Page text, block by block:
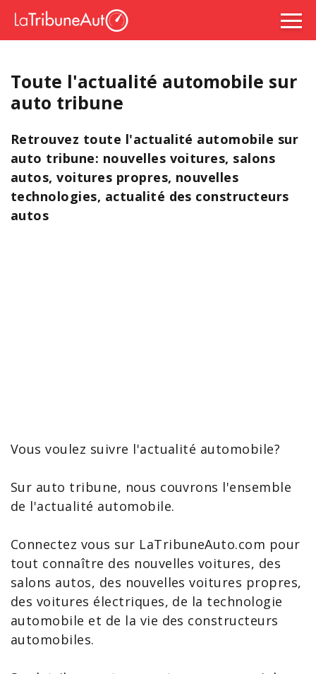
Toute l'actualité automobile sur
auto tribune
Retrouvez toute l'actualité automobile sur
auto tribune: nouvelles voitures, salons
autos, voitures propres, nouvelles
technologies, actualité des constructeurs
autos
Vous voulez suivre l'actualité automobile?
Sur auto tribune, nous couvrons l'ensemble
de l'actualité automobile.
Connectez vous sur LaTribuneAuto.com pour
tout connaître des nouvelles voitures, des
salons autos, des nouvelles voitures propres,
des voitures électriques, de la technologie
automobile et de la vie des constructeurs
automobiles.